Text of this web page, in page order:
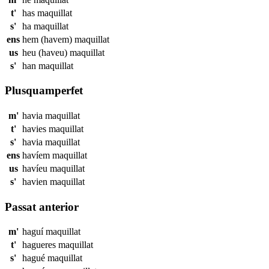
t'
has maquillat
s' ha maquillat
ens hem (havem) maquillat
us heu (haveu) maquillat
s' han maquillat
Plusquamperfet
m' havia maquillat
t'
havies maquillat
s' havia maquillat
ens havíem maquillat
us havíeu maquillat
s' havien maquillat
Passat anterior
m' haguímaquillat
t'
hagueres maquillat
s' hagué maquillat